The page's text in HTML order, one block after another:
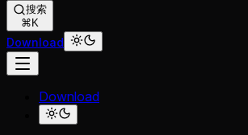
搜索
⌘K
Download
Download